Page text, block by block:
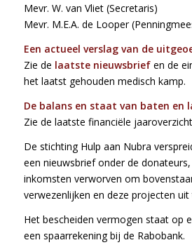
Mevr. W. van Vliet (Secretaris)
Mevr. M.E.A. de Looper
Een actueel verslag van de
Zie de laatste nieuwsbriefen de
het laatst gehouden medisch kamp.
De balans en staat van baten en
Zie de laatste financiële
De stichting Hulp aan Nubra
een nieuwsbrief onder de
inkomsten verworven om
verwezenlijken en deze projecten uit
Het bescheiden vermogen staat op
een spaarrekening bij de Rabobank.